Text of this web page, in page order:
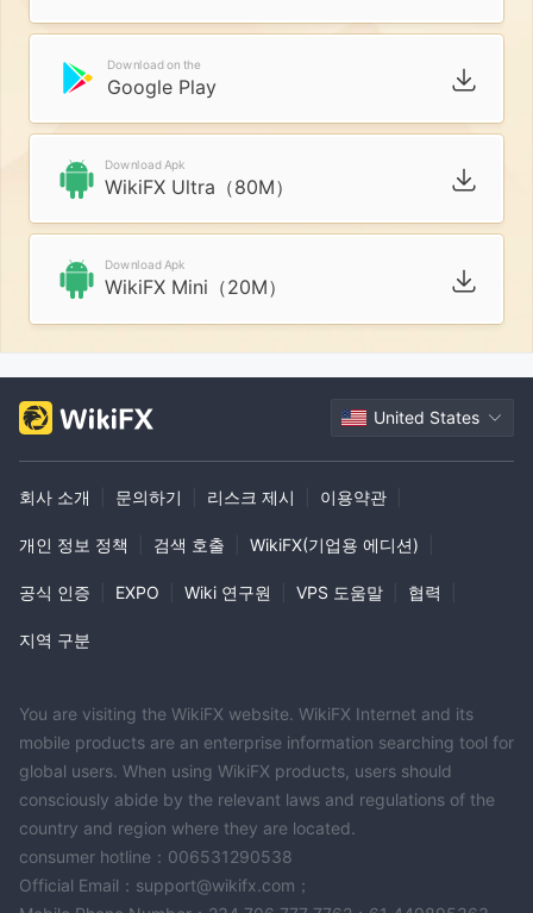
Download on the
Google Play
Download Apk
WikiFX Ultra（80M）
Download Apk
WikiFX Mini（20M）
United States
회사 소개 문의하기 리스크 제시 이용약관
개인 정보 정책 검색 호출 WikiFX(기업용 에디션)
공식 인증 EXPO Wiki 연구원 VPS 도움말 협력
지역 구분
You are visiting the WikiFX website. WikiFX Internet and its
mobile products are an enterprise information searching tool for
global users. When using WikiFX products, users should
consciously abide by the relevant laws and regulations of the
country and region where they are located.
consumer hotline：006531290538
Official Email：support@wikifx.com；